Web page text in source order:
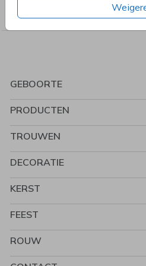
Welkomstborden
GEBOORTE
PRODUCTEN
TROUWEN
DECORATIE
KERST
FEEST
ROUW